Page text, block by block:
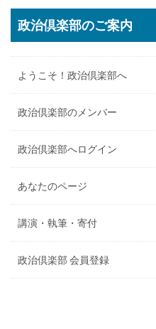
政治倶楽部のご案内
ようこそ！政治倶楽部へ
政治倶楽部のメンバー
政治倶楽部へログイン
あなたのページ
講演・執筆・寄付
政治倶楽部 会員登録